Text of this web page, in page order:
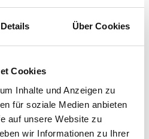
Details Über Cookies
Cookies
Inhalte und Anzeigen zu
für soziale Medien anbieten
auf unsere Website zu
wir Informationen zu Ihrer